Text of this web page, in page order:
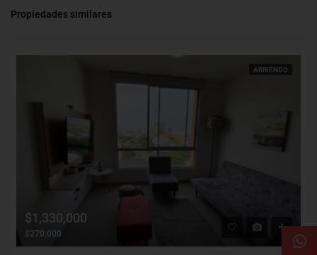
Propiedades similares
ARRIENDO
$1,330,000
$270,000